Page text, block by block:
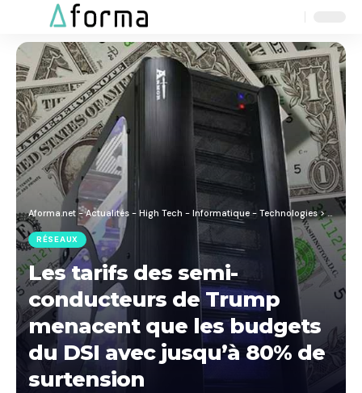
Resizer
Aforma.net - Actualités - High Tech - Informatique - Technologies> Blog
RÉSEAUX
Les tarifs des semi-
conducteurs de Trump
menacent que les budgets
du DSI avec jusqu’à 80% de
surtension